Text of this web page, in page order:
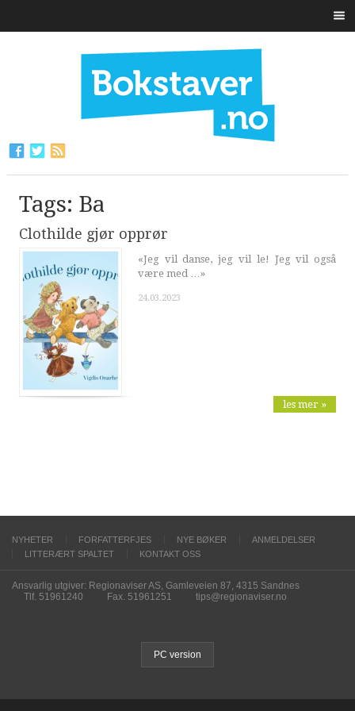
Tags: Ba
Clothilde gjør opprør
«Jeg vil danse, jeg vil le! Jeg vil også
være med …»
24.03.2023
les mer »
NYHETER FORFATTERFJES NYE BØKER
ANMELDELSER
LITTERÆRT SPALTET
KONTAKT OSS
Ansvarlig utgiver: Regionaviser AS, Gamleveien 87, 4315 Sandnes
Tlf. 51961240
Fax. 51961251 tips@regionaviser.no
PC version